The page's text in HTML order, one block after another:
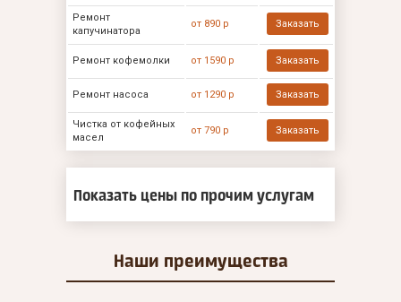
Ремонт
капучинатора
от 890 р Заказать
Ремонт кофемолки от 1590 р Заказать
Ремонт насоса от 1290 р Заказать
Чистка от кофейных
масел
от 790 р Заказать
Показать цены по прочим услугам
Наши преимущества